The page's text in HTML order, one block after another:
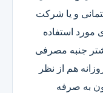
و یا شرکت
مورد استفاده
جنبه مصرفی
هم از نظر
به صرفه